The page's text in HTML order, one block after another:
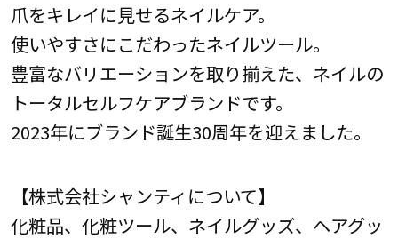
爪をキレイに見せるネイルケア。
使いやすさにこだわったネイルツール。
豊富なバリエーションを取り揃えた、ネイルの
トータルセルフケアブランドです。
2023年にブランド誕生30周年を迎えました。
【株式会社シャンティについて】
化粧品、化粧ツール、ネイルグッズ、ヘアグッ